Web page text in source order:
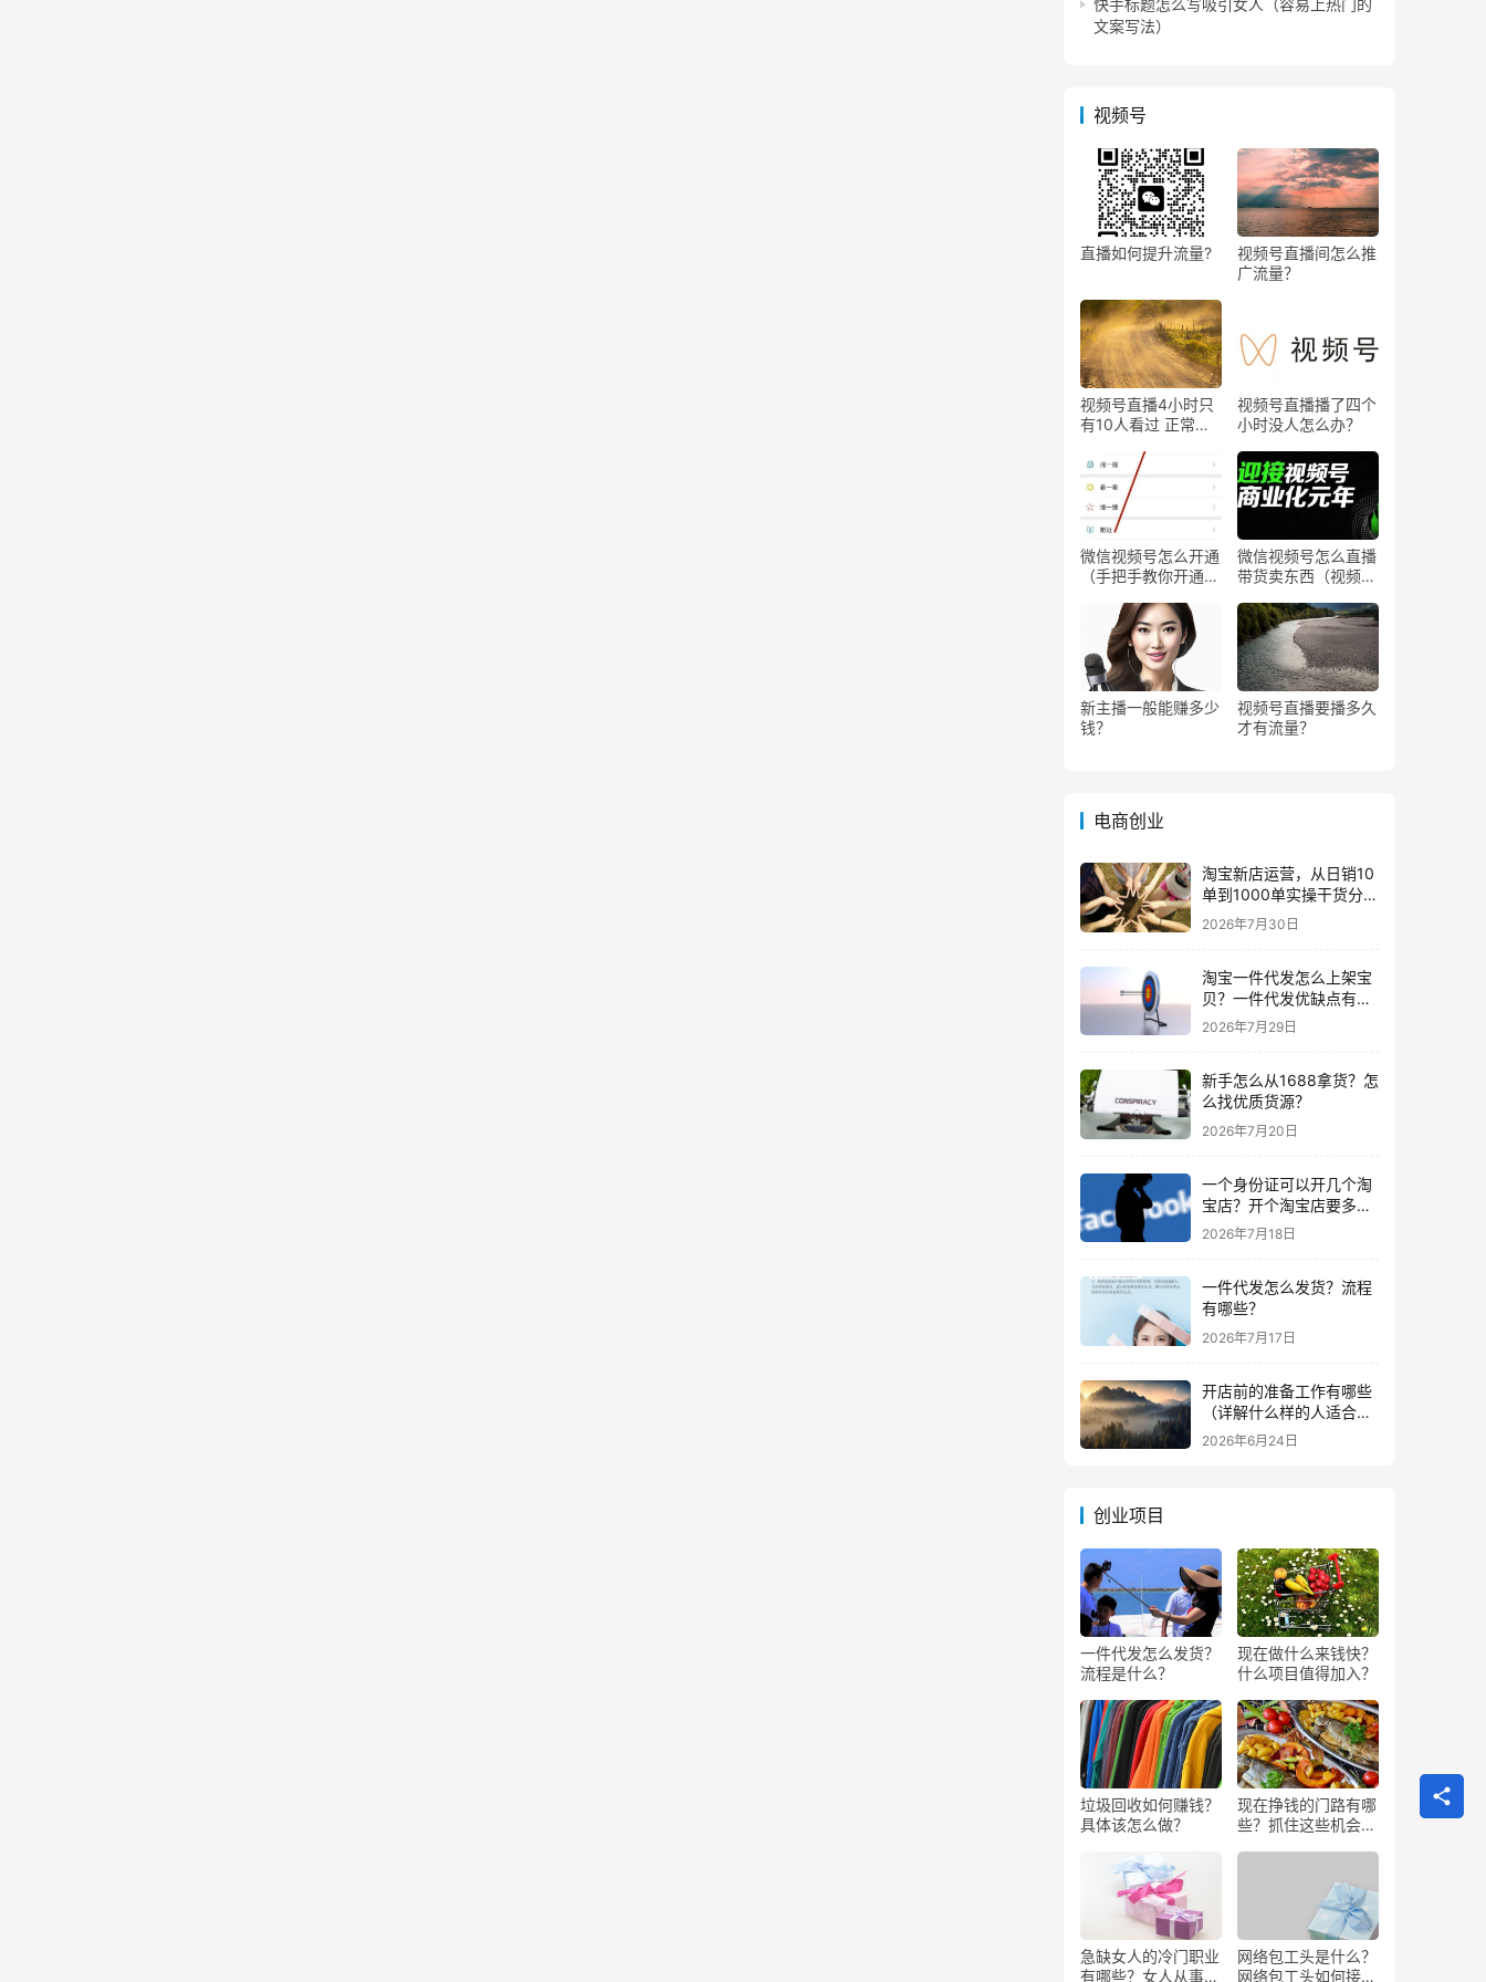
快手标题怎么写吸引女人（容易上热门的
文案写法）
视频号
直播如何提升流量?
视频号直播间怎么推
广流量？
视频号直播4小时只
有10人看过 正常
视频号直播播了四个
小时没人怎么办？
微信视频号怎么开通
（手把手教你开通微
微信视频号怎么直播
带货卖东西（视频号
新主播一般能赚多少
钱？
视频号直播要播多久
才有流量？
电商创业
淘宝新店运营，从日销10
单到1000单实操干货分
享！
2026年7月30日
淘宝一件代发怎么上架宝
贝？一件代发优缺点有哪
些？
2026年7月29日
新手怎么从1688拿货？怎
么找优质货源？
2026年7月20日
一个身份证可以开几个淘
宝店？开个淘宝店要多少
钱？
2026年7月18日
一件代发怎么发货？流程
有哪些？
2026年7月17日
开店前的准备工作有哪些
（详解什么样的人适合做
生意）
2026年6月24日
创业项目
一件代发怎么发货？
流程是什么？
现在做什么来钱快？
什么项目值得加入？
垃圾回收如何赚钱？
具体该怎么做？
现在挣钱的门路有哪
些？抓住这些机会闷
急缺女人的冷门职业
有哪些？女人从事哪
网络包工头是什么？
网络包工头如何接业